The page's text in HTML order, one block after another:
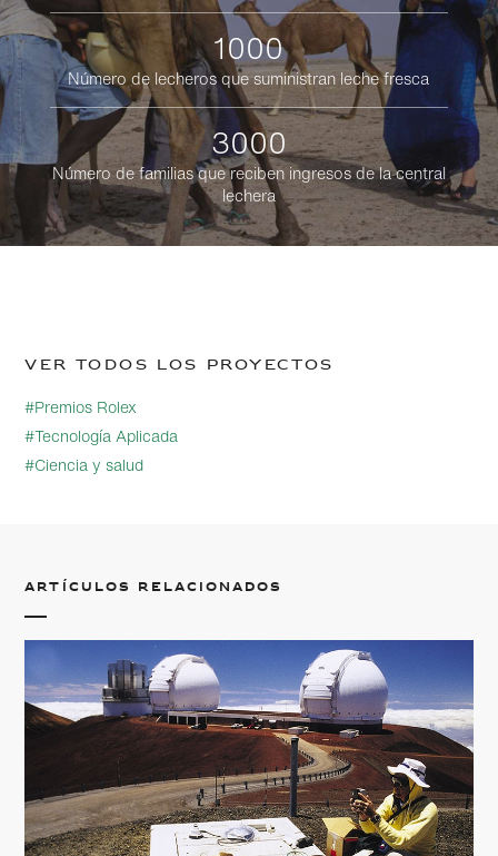
1000
Número de lecheros que suministran leche fresca
3000
Número de familias que reciben ingresos de la central
lechera
Ver todos los proyectos
#Premios Rolex
#Tecnología Aplicada
#Ciencia y salud
Artículos relacionados